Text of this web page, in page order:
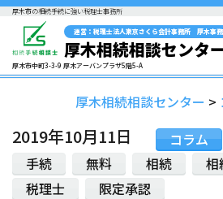
厚木市の相続手続に強い税理士事務所
運営：税理士法人東京さくら会計事務所 厚木事
厚木相続相談センタ
厚木市中町3-3-9 厚木アーバンプラザ5階5-A
厚木相続相談センター >
2019年10月11日 コラム
手続
無料 相続 相
税理士
限定承認